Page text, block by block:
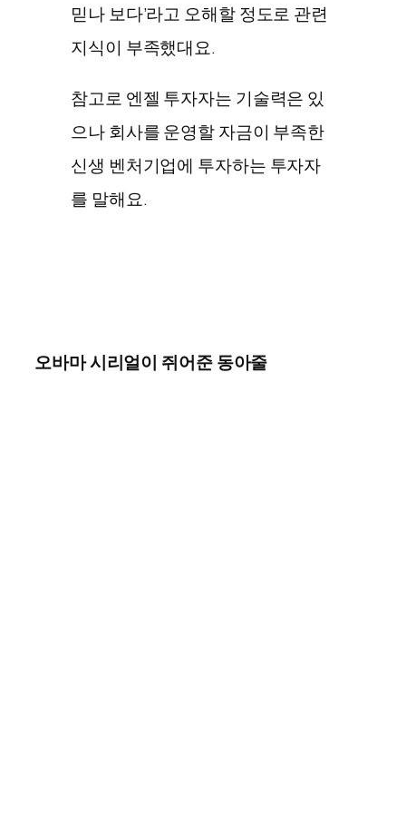
믿나 보다’라고 오해할 정도로 관련
지식이 부족했대요.
참고로 엔젤 투자자는 기술력은 있
으나 회사를 운영할 자금이 부족한
신생 벤처기업에 투자하는 투자자
를 말해요.
오바마 시리얼이 쥐어준 동아줄